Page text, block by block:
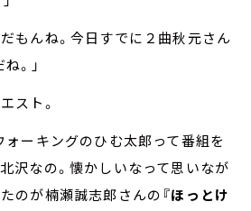
もんね。今日すでに２曲秋元さん
。」
スト。
ォーキングのひむ太郎って番組を
沢なの。懐かしいなって思いなが
のが楠瀬誠志郎さんの 『ほっとけ